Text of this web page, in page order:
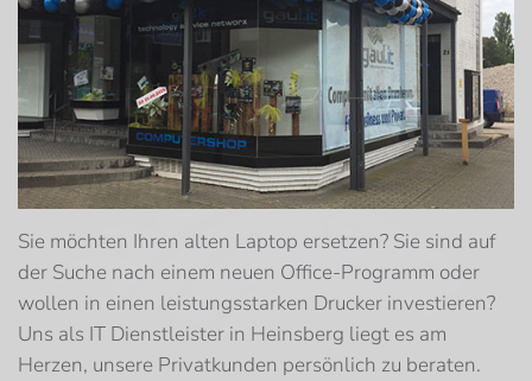
Sie möchten Ihren alten Laptop ersetzen? Sie sind auf
der Suche nach einem neuen Office-Programm oder
wollen in einen leistungsstarken Drucker investieren?
Uns als IT Dienstleister in Heinsberg liegt es am
Herzen, unsere Privatkunden persönlich zu beraten.